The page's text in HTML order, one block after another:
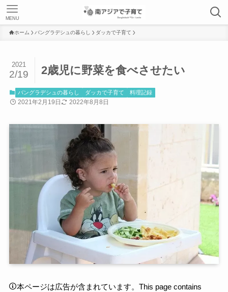
MENU
ホーム バングラデシュの暮らし ダッカで子育て
2歳児に野菜を食べさせたい
2021
2/19
バングラデシュの暮らし ダッカで子育て 料理記録
2021年2月19日 2022年8月8日
本ページは広告が含まれています。This page contains